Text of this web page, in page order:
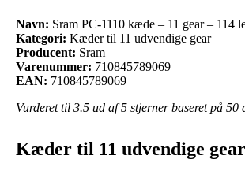
Navn: Sram PC-1110 kæde – 11 gear – 114
Kategori: Kæder til 11 udvendige gear
Producent: Sram
Varenummer: 710845789069
EAN: 710845789069
Vurderet til 3.5 ud af 5 stjerner baseret på 50
Kæder til 11 udvendige